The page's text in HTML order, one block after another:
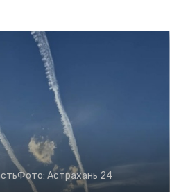
Фото: Астрахань 24